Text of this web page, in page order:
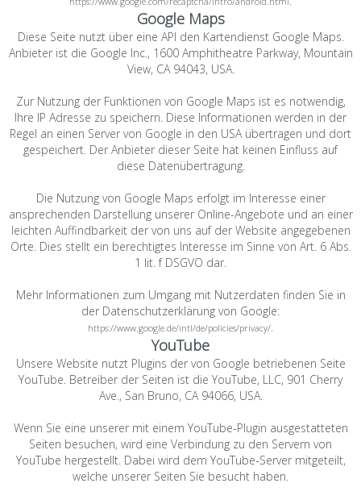
Google Maps
Diese Seite nutzt über eine API den Kartendienst Google Maps.
Anbieter ist die Google Inc., 1600 Amphitheatre Parkway, Mountain
View, CA 94043, USA.
Zur Nutzung der Funktionen von Google Maps ist es notwendig,
Ihre IP Adresse zu speichern. Diese Informationen werden in der
Regel an einen Server von Google in den USA übertragen und dort
gespeichert. Der Anbieter dieser Seite hat keinen Einfluss auf
diese Datenübertragung.
Die Nutzung von Google Maps erfolgt im Interesse einer
ansprechenden Darstellung unserer Online-Angebote und an einer
leichten Auffindbarkeit der von uns auf der Website angegebenen
Orte. Dies stellt ein berechtigtes Interesse im Sinne von Art. 6 Abs.
1 lit. f DSGVO dar.
Mehr Informationen zum Umgang mit Nutzerdaten finden Sie in
der Datenschutzerklärung von Google:
https://www.google.de/intl/de/policies/privacy/.
YouTube
Unsere Website nutzt Plugins der von Google betriebenen Seite
YouTube. Betreiber der Seiten ist die YouTube, LLC, 901 Cherry
Ave., San Bruno, CA 94066, USA.
Wenn Sie eine unserer mit einem YouTube-Plugin ausgestatteten
Seiten besuchen, wird eine Verbindung zu den Servern von
YouTube hergestellt. Dabei wird dem YouTube-Server mitgeteilt,
welche unserer Seiten Sie besucht haben.